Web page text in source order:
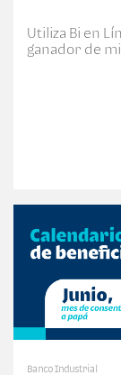
Utiliza Bi en
ganador de
Banco Industrial